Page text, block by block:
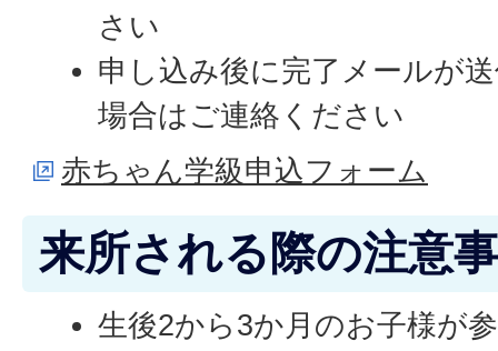
さい
申し込み後に完了メールが
場合はご連絡ください
赤ちゃん学級申込フォーム
来所される際の注意
生後2から3か月のお子様が